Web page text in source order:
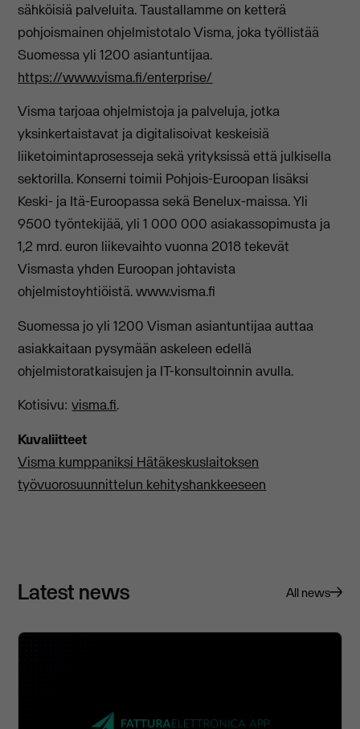
sähköisiä palveluita. Taustallamme on ketterä
pohjoismainen ohjelmistotalo Visma, joka työllistää
Suomessa yli 1200 asiantuntijaa.
https://www.visma.fi/enterprise/
Visma tarjoaa ohjelmistoja ja palveluja, jotka
yksinkertaistavat ja digitalisoivat keskeisiä
liiketoimintaprosesseja sekä yrityksissä että julkisella
sektorilla. Konserni toimii Pohjois-Euroopan lisäksi
Keski- ja Itä-Euroopassa sekä Benelux-maissa. Yli
9500 työntekijää, yli 1 000 000 asiakassopimusta ja
1,2 mrd. euron liikevaihto vuonna 2018 tekevät
Vismasta yhden Euroopan johtavista
ohjelmistoyhtiöistä. www.visma.fi
Suomessa jo yli 1200 Visman asiantuntijaa auttaa
asiakkaitaan pysymään askeleen edellä
ohjelmistoratkaisujen ja IT-konsultoinnin avulla.
Kotisivu:visma.fi.
Kuvaliitteet
Visma kumppaniksi Hätäkeskuslaitoksen
työvuorosuunnittelun kehityshankkeeseen
Latest news All news